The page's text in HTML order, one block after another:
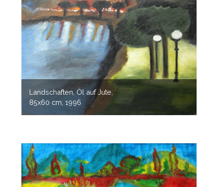
Landschaften, Öl auf Jute,
85x60 cm, 1996